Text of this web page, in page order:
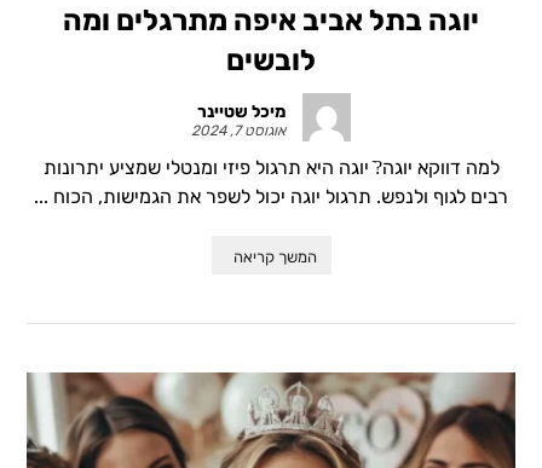
יוגה בתל אביב איפה מתרגלים ומה
לובשים
מיכל שטיינר
אוגוסט 7, 2024
למה דווקא יוגה?ֿ יוגה היא תרגול פיזי ומנטלי שמציע יתרונות
רבים לגוף ולנפש. תרגול יוגה יכול לשפר את הגמישות, הכוח ...
המשך קריאה